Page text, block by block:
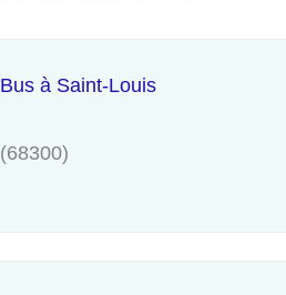
Bus à Saint-Louis
(68300)